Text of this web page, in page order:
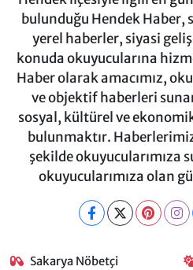
bulunduğu Hendek Haber,
yerel haberler, siyasi
konuda okuyucularına
Haber olarak amacımız,
ve objektif haberleri
sosyal, kültürel ve
bulunmaktır.
şekilde okuyucularımıza
okuyucularımıza olan
Sakarya Nöbetçi